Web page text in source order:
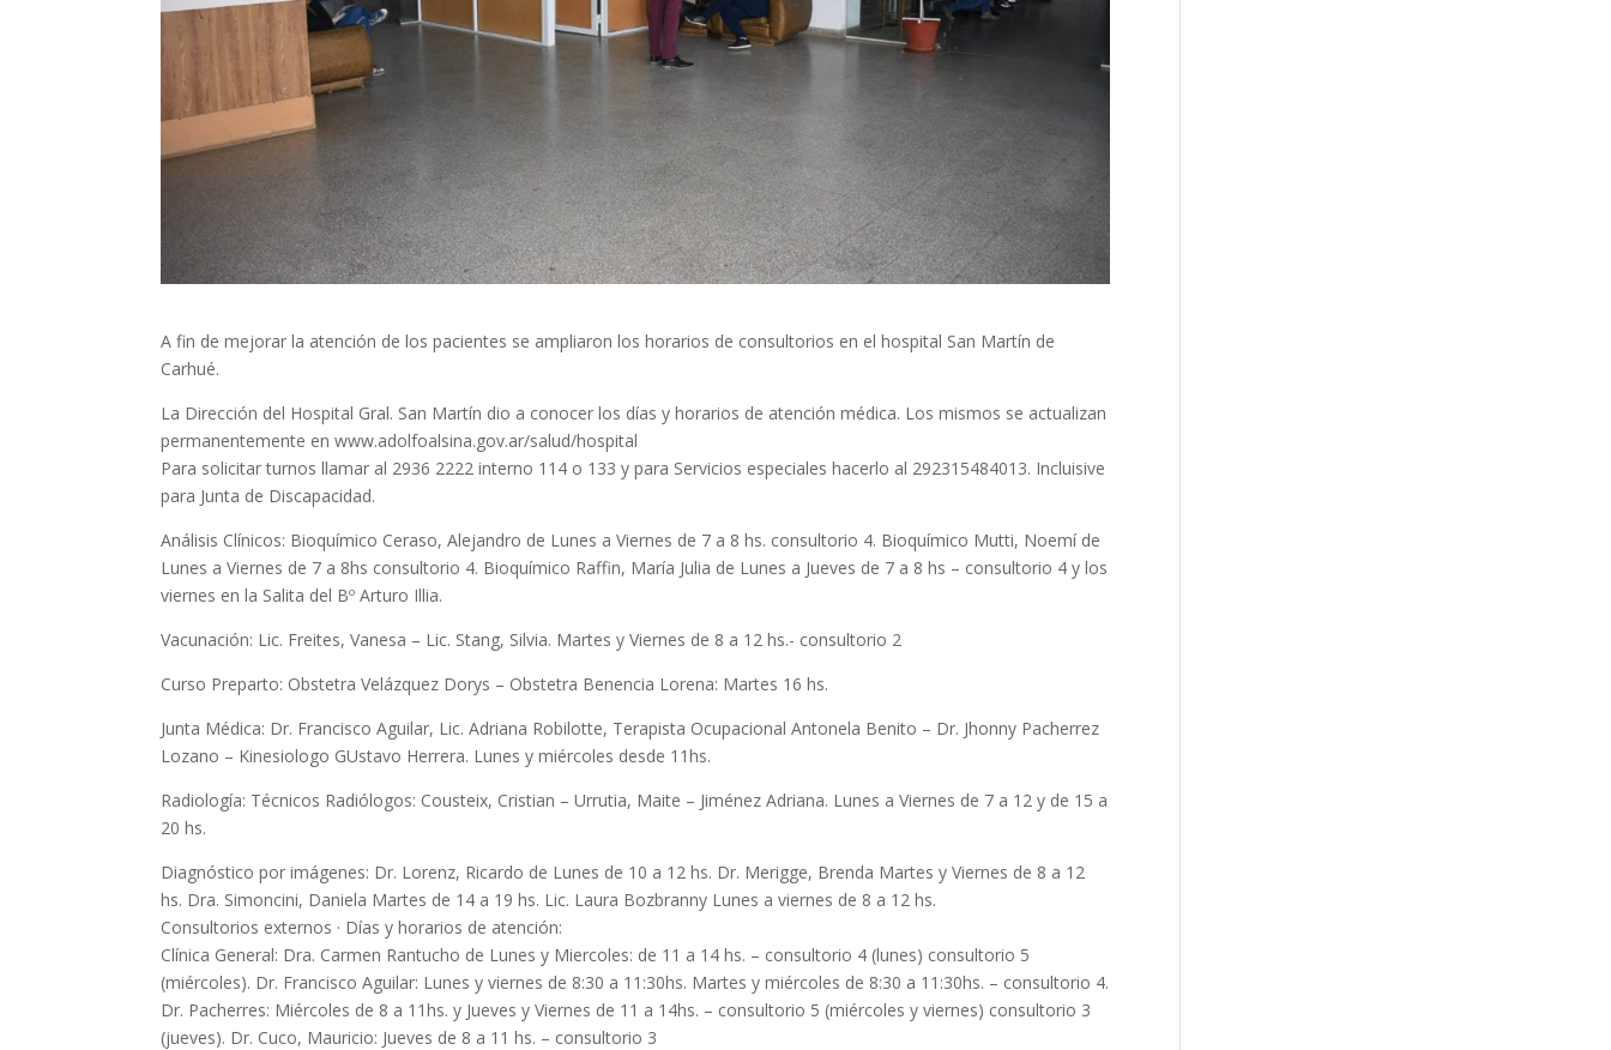
A fin de mejorar la atención de los pacientes se ampliaron los horarios de consultorios en el hospital San Martín de
Carhué.
La Dirección del Hospital Gral. San Martín dio a conocer los días y horarios de atención médica. Los mismos se actualizan
permanentemente en www.adolfoalsina.gov.ar/salud/hospital
Para solicitar turnos llamar al 2936 2222 interno 114 o 133 y para Servicios especiales hacerlo al 292315484013. Incluisive
para Junta de Discapacidad.
Análisis Clínicos: Bioquímico Ceraso, Alejandro de Lunes a Viernes de 7 a 8 hs. consultorio 4. Bioquímico Mutti, Noemí de
Lunes a Viernes de 7 a 8hs consultorio 4. Bioquímico Raffin, María Julia de Lunes a Jueves de 7 a 8 hs – consultorio 4 y los
viernes en la Salita del Bº Arturo Illia.
Vacunación: Lic. Freites, Vanesa – Lic. Stang, Silvia. Martes y Viernes de 8 a 12 hs.- consultorio 2
Curso Preparto: Obstetra Velázquez Dorys – Obstetra Benencia Lorena: Martes 16 hs.
Junta Médica: Dr. Francisco Aguilar, Lic. Adriana Robilotte, Terapista Ocupacional Antonela Benito – Dr. Jhonny Pacherrez
Lozano – Kinesiologo GUstavo Herrera. Lunes y miércoles desde 11hs.
Radiología: Técnicos Radiólogos: Cousteix, Cristian – Urrutia, Maite – Jiménez Adriana. Lunes a Viernes de 7 a 12 y de 15 a
20 hs.
Diagnóstico por imágenes: Dr. Lorenz, Ricardo de Lunes de 10 a 12 hs. Dr. Merigge, Brenda Martes y Viernes de 8 a 12
hs. Dra. Simoncini, Daniela Martes de 14 a 19 hs. Lic. Laura Bozbranny Lunes a viernes de 8 a 12 hs.
Consultorios externos · Días y horarios de atención:
Clínica General: Dra. Carmen Rantucho de Lunes y Miercoles: de 11 a 14 hs. – consultorio 4 (lunes) consultorio 5
(miércoles). Dr. Francisco Aguilar: Lunes y viernes de 8:30 a 11:30hs. Martes y miércoles de 8:30 a 11:30hs. – consultorio 4.
Dr. Pacherres: Miércoles de 8 a 11hs. y Jueves y Viernes de 11 a 14hs. – consultorio 5 (miércoles y viernes) consultorio 3
(jueves). Dr. Cuco, Mauricio: Jueves de 8 a 11 hs. – consultorio 3